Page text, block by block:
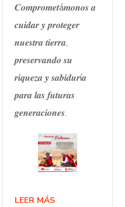
𝑪𝒐𝒎𝒑𝒓𝒐𝒎𝒆𝒕á𝒎𝒐𝒏𝒐𝒔 𝒂
𝒄𝒖𝒊𝒅𝒂𝒓 𝒚 𝒑𝒓𝒐𝒕𝒆𝒈𝒆𝒓
𝒏𝒖𝒆𝒔𝒕𝒓𝒂 𝒕𝒊𝒆𝒓𝒓𝒂,
𝒑𝒓𝒆𝒔𝒆𝒓𝒗𝒂𝒏𝒅𝒐 𝒔𝒖
𝒓𝒊𝒒𝒖𝒆𝒛𝒂 𝒚 𝒔𝒂𝒃𝒊𝒅𝒖𝒓í𝒂
𝒑𝒂𝒓𝒂 𝒍𝒂𝒔 𝒇𝒖𝒕𝒖𝒓𝒂𝒔
𝒈𝒆𝒏𝒆𝒓𝒂𝒄𝒊𝒐𝒏𝒆𝒔.
LEER MÁS